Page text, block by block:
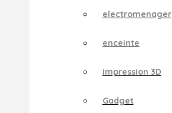
electromenager
enceinte
impression 3D
Gadget